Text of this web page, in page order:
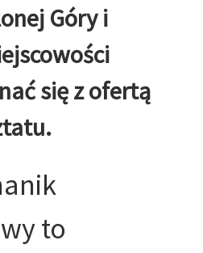
Góry i
się z ofertą
to